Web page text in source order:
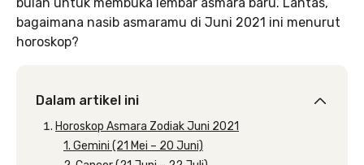
bagaimana nasib asmaramu di Juni 2021 ini menurut
horoskop?
Dalam artikel ini
Horoskop Asmara Zodiak Juni 2021
1. Gemini (21 Mei – 20 Juni)